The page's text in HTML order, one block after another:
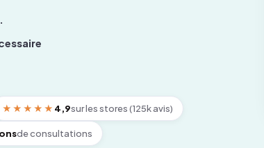
★★★★★ 4,9sur les stores (125k avis)
de consultations